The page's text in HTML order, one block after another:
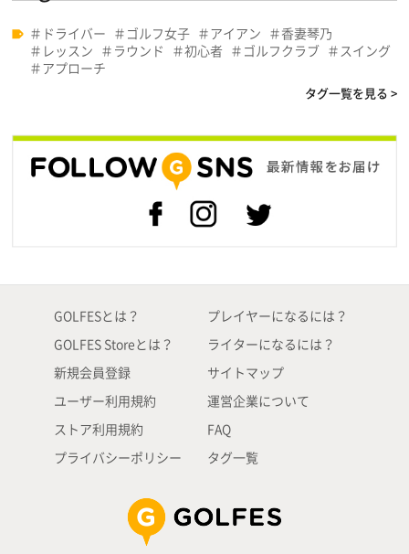
ドライバー ゴルフ女子 アイアン
香妻琴乃
レッスン
ラウンド 初心者 ゴルフクラブ
スイング
アプローチ
タグ一覧を見る >
GOLFESとは？
GOLFES Storeとは？
新規会員登録
ユーザー利用規約
ストア利用規約
プライバシーポリシー
プレイヤーになるには？
ライターになるには？
サイトマップ
運営企業について
FAQ
タグ一覧